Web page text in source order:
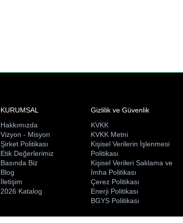
KURUMSAL
Hakkımızda
Vizyon - Misyon
Şirket Politikası
Etik Değerlerimiz
Basında Biz
Blog
İletişim
2026 Katalog
Gizlilik ve Güvenlik
KVKK
KVKK Metni
Kişisel Verilerin İşlenmesi
Politikası
Kişisel Verileri Saklama ve
İmha Politikası
Çerez Politikası
Enerji Politikası
BGYS Politikası